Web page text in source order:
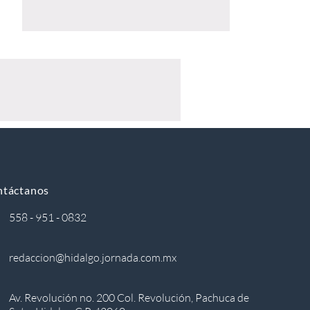
558 - 951 - 0832
redaccion@hidalgo.jornada.com.mx
Av. Revolución no. 200 Col. Revolución, Pachuca de